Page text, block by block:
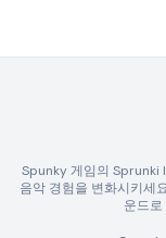
Spunky 게임의 Sprunki
음악 경험을 변화시키세
운드